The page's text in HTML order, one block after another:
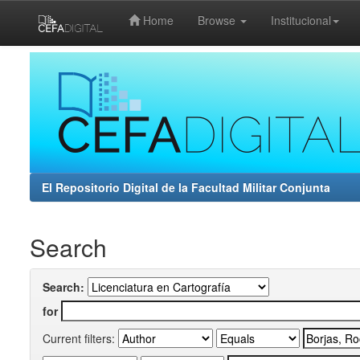
Home Browse Institucional
El Repositorio Digital de la Facultad Militar Conjunta
Search
Search:
for
Current filters: